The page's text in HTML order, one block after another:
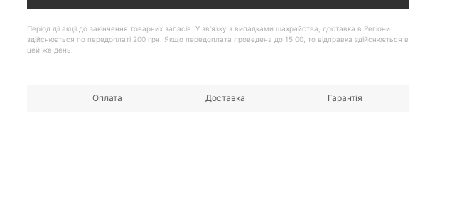
Період дії акції до закінчення товарних запасів. У зв'язку з випадками шахрайства, доставка в Регіони
здійснюється по передоплаті 200 грн. Якщо передоплата проведена до 15:00, то відправка здійснюється в
цей же день.
Оплата Доставка Гарантія